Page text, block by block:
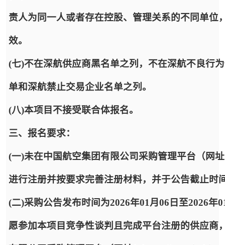
责人为同一人或者存在控股、管理关系的不同单
效。
(七)不在深航供应商黑名单之列，不在深航不良行
单和深航禁止交易企业名单之列。
(八)本项目不接受联合体报名。
三、报名要求：
(一)未在中国航空集团有限公司采购管理平台（网
进行注册并按要求完善注册材料，并于公告截止时
(二)采购公告发布时间为2026年01月06日至2026
愿参加本项目竞争性谈判且完成平台注册的供应